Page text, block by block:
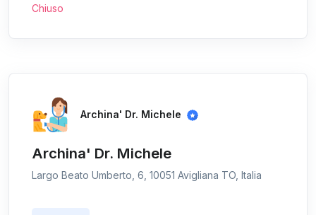
Chiuso
Archina' Dr. Michele
Archina' Dr. Michele
Largo Beato Umberto, 6, 10051 Avigliana TO, Italia